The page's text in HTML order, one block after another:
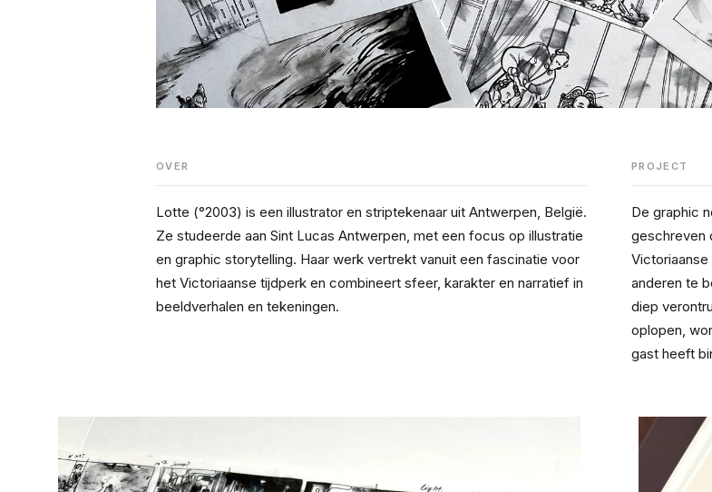
OVER
Lotte (°2003) is een illustrator en striptekenaar uit Antwerpen, België.
Ze studeerde aan Sint Lucas Antwerpen, met een focus op illustratie
en graphic storytelling. Haar werk vertrekt vanuit een fascinatie voor
het Victoriaanse tijdperk en combineert sfeer, karakter en narratief in
beeldverhalen en tekeningen.
PROJECT
De graphic
geschreven
anderen te
diep
oplopen,
gast heeft